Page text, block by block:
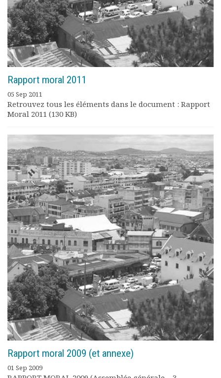
Rapport moral 2011
05 Sep 2011
Retrouvez tous les éléments dans le document : Rapport
Moral 2011 (130 KB)
Rapport moral 2009 (et annexe)
01 Sep 2009